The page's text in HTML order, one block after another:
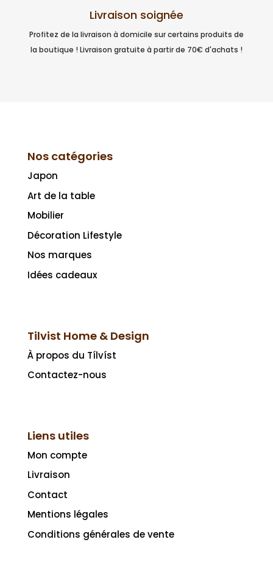
Livraison soignée
Profitez de la livraison à domicile sur certains produits de
la boutique ! Livraison gratuite à partir de 70€ d'achats !
Nos catégories
Japon
Art de la table
Mobilier
Décoration Lifestyle
Nos marques
Idées cadeaux
Tilvist Home & Design
À propos du Tílvíst
Contactez-nous
Liens utiles
Mon compte
Livraison
Contact
Mentions légales
Conditions générales de vente